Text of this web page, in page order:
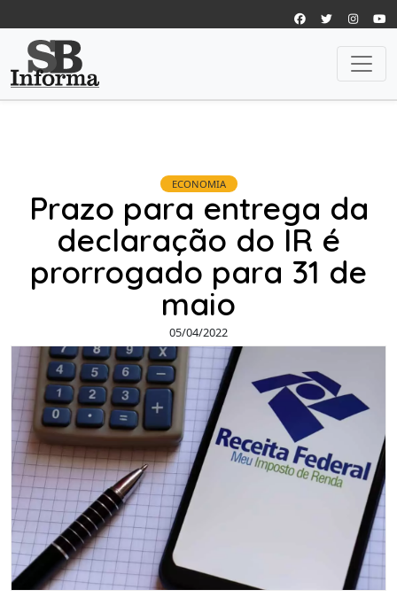
ECONOMIA
Prazo para entrega da
declaração do IR é
prorrogado para 31 de
maio
05/04/2022